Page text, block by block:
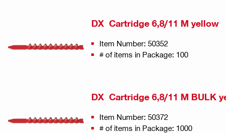
DX Cartridge 6,8/11 M yellow
Item Number: 50352
# of items in Package: 100
DX Cartridge 6,8/11 M BULK
Item Number: 50372
# of items in Package: 1000